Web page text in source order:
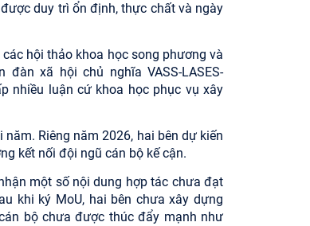
duy trì ổn định, thực chất và ngày
hội thảo khoa học song phương và
đàn xã hội chủ nghĩa VASS-LASES-
nhiều luận cứ khoa học phục vụ xây
Riêng năm 2026, hai bên dự kiến
kết nối đội ngũ cán bộ kế cận.
một số nội dung hợp tác chưa đạt
khi ký MoU, hai bên chưa xây dựng
bộ chưa được thúc đẩy mạnh như